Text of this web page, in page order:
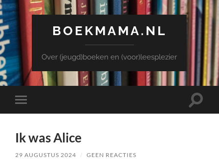
BOEKMAMA.NL
Over (jeugd)boeken en (voor)leesplezier
Toggle
mobiel
Toggle
Ik was Alice
29 AUGUSTUS 2024 / GEEN REACTIES